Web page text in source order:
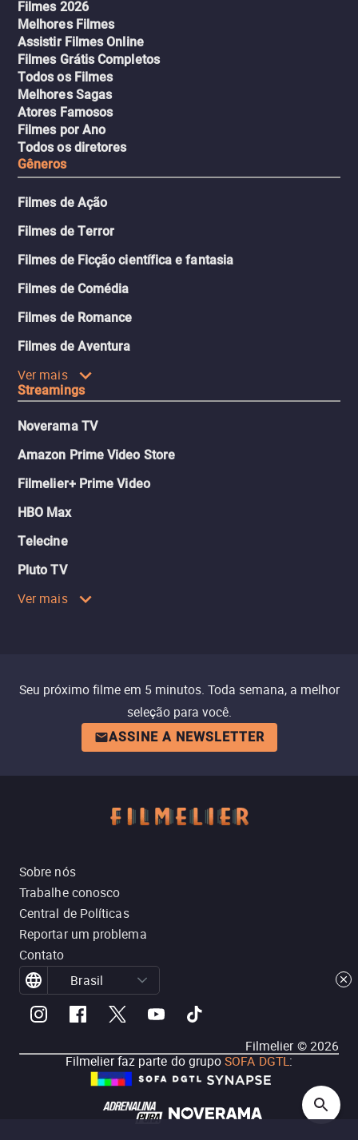
Filmes 2026
Melhores Filmes
Assistir Filmes Online
Filmes Grátis Completos
Todos os Filmes
Melhores Sagas
Atores Famosos
Filmes por Ano
Todos os diretores
Gêneros
Filmes de Ação
Filmes de Terror
Filmes de Ficção científica e fantasia
Filmes de Comédia
Filmes de Romance
Filmes de Aventura
Ver mais
Streamings
Noverama TV
Amazon Prime Video Store
Filmelier+ Prime Video
HBO Max
Telecine
Pluto TV
Ver mais
Seu próximo filme em 5 minutos. Toda semana, a melhor
seleção para você.
ASSINE A NEWSLETTER
Sobre nós
Trabalhe conosco
Central de Políticas
Reportar um problema
Contato
Brasil
Filmelier ©2026
Filmelier faz parte do grupoSOFA DGTL: